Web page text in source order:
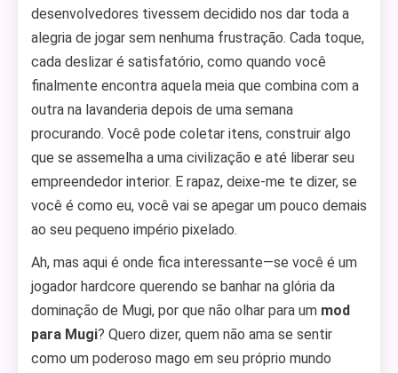
desenvolvedores tivessem decidido nos dar toda a
alegria de jogar sem nenhuma frustração. Cada toque,
cada deslizar é satisfatório, como quando você
finalmente encontra aquela meia que combina com a
outra na lavanderia depois de uma semana
procurando. Você pode coletar itens, construir algo
que se assemelha a uma civilização e até liberar seu
empreendedor interior. E rapaz, deixe-me te dizer, se
você é como eu, você vai se apegar um pouco demais
ao seu pequeno império pixelado.
Ah, mas aqui é onde fica interessante—se você é um
jogador hardcore querendo se banhar na glória da
dominação de Mugi, por que não olhar para um mod
para Mugi? Quero dizer, quem não ama se sentir
como um poderoso mago em seu próprio mundo